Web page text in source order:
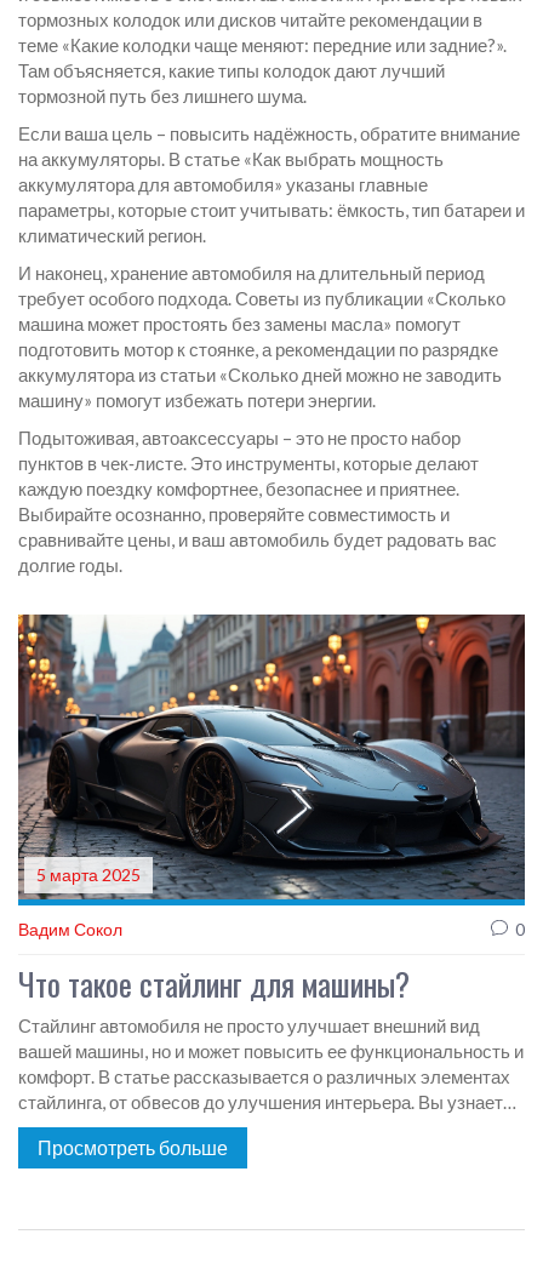
тормозных колодок или дисков читайте рекомендации в
теме «Какие колодки чаще меняют: передние или задние?».
Там объясняется, какие типы колодок дают лучший
тормозной путь без лишнего шума.
Если ваша цель – повысить надёжность, обратите внимание
на аккумуляторы. В статье «Как выбрать мощность
аккумулятора для автомобиля» указаны главные
параметры, которые стоит учитывать: ёмкость, тип батареи и
климатический регион.
И наконец, хранение автомобиля на длительный период
требует особого подхода. Советы из публикации «Сколько
машина может простоять без замены масла» помогут
подготовить мотор к стоянке, а рекомендации по разрядке
аккумулятора из статьи «Сколько дней можно не заводить
машину» помогут избежать потери энергии.
Подытоживая, автоаксессуары – это не просто набор
пунктов в чек‑листе. Это инструменты, которые делают
каждую поездку комфортнее, безопаснее и приятнее.
Выбирайте осознанно, проверяйте совместимость и
сравнивайте цены, и ваш автомобиль будет радовать вас
долгие годы.
5 марта 2025
Вадим Сокол 0
Что такое стайлинг для машины?
Стайлинг автомобиля не просто улучшает внешний вид
вашей машины, но и может повысить ее функциональность и
комфорт. В статье рассказывается о различных элементах
стайлинга, от обвесов до улучшения интерьера. Вы узнаете,
как сделать свою машину выразительной и уникальной с
минимальными затратами. Присоединяйтесь, чтобы открыть
Просмотреть больше